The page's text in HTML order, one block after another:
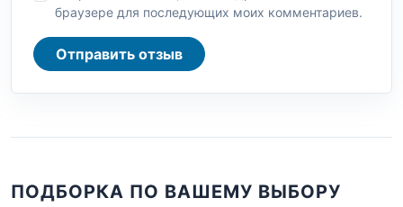
браузере для последующих моих комментариев.
Отправить отзыв
ПОДБОРКА ПО ВАШЕМУ ВЫБОРУ